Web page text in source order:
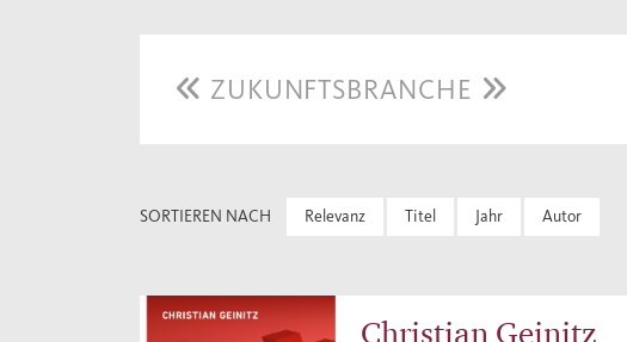
ZUKUNFTSBRANCHE
SORTIEREN NACH Relevanz Titel Jahr Autor
Christian Geinitz